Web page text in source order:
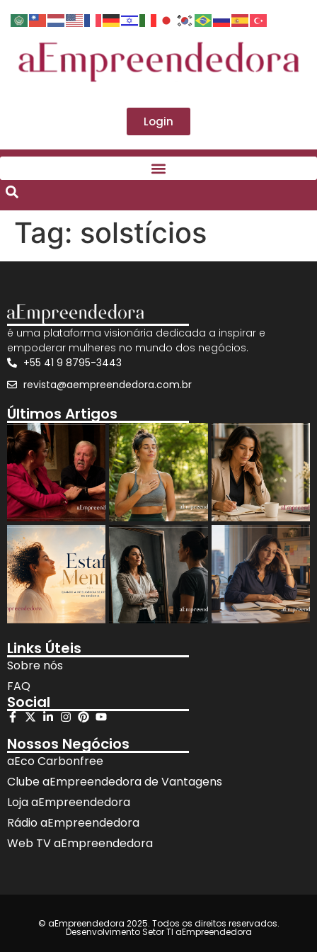
Login
Tag: solstícios
é uma plataforma visionária dedicada a inspirar e
empoderar mulheres no mundo dos negócios.
+55 41 9 8795-3443
revista@aempreendedora.com.br
Últimos Artigos
Links Úteis
Sobre nós
FAQ
Social
Nossos Negócios
aEco Carbonfree
Clube aEmpreendedora de Vantagens
Loja aEmpreendedora
Rádio aEmpreendedora
Web TV aEmpreendedora
© aEmpreendedora 2025. Todos os direitos reservados.
Desenvolvimento Setor TI aEmpreendedora